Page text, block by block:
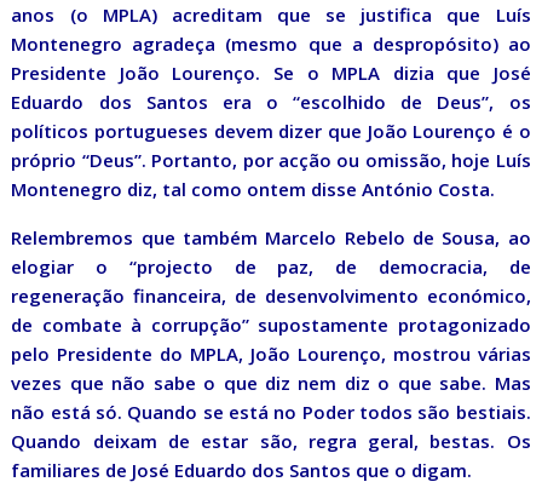
anos (o MPLA) acreditam que se justifica que Luís
Montenegro agradeça (mesmo que a despropósito) ao
Presidente João Lourenço. Se o MPLA dizia que José
Eduardo dos Santos era o “escolhido de Deus”, os
políticos portugueses devem dizer que João Lourenço é o
próprio “Deus”. Portanto, por acção ou omissão, hoje Luís
Montenegro diz, tal como ontem disse António Costa.
Relembremos que também Marcelo Rebelo de Sousa, ao
elogiar o “projecto de paz, de democracia, de
regeneração financeira, de desenvolvimento económico,
de combate à corrupção” supostamente protagonizado
pelo Presidente do MPLA, João Lourenço, mostrou várias
vezes que não sabe o que diz nem diz o que sabe. Mas
não está só. Quando se está no Poder todos são bestiais.
Quando deixam de estar são, regra geral, bestas. Os
familiares de José Eduardo dos Santos que o digam.